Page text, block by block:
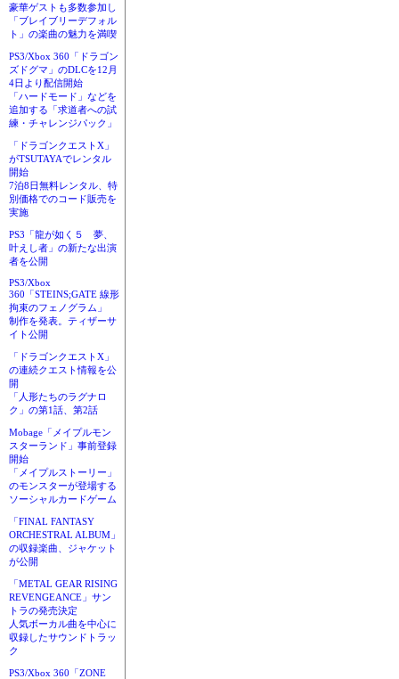
豪華ゲストも多数参加し
「ブレイブリーデフォル
ト」の楽曲の魅力を満喫
PS3/Xbox 360「ドラゴン
ズドグマ」のDLCを12月
4日より配信開始
「ハードモード」などを
追加する「求道者への試
練・チャレンジパック」
「ドラゴンクエストX」
がTSUTAYAでレンタル
開始
7泊8日無料レンタル、特
別価格でのコード販売を
実施
PS3「龍が如く５ 夢、
叶えし者」の新たな出演
者を公開
PS3/Xbox
360「STEINS;GATE 線形
拘束のフェノグラム」
制作を発表。ティザーサ
イト公開
「ドラゴンクエストX」
の連続クエスト情報を公
開
「人形たちのラグナロ
ク」の第1話、第2話
Mobage「メイプルモン
スターランド」事前登録
開始
「メイプルストーリー」
のモンスターが登場する
ソーシャルカードゲーム
「FINAL FANTASY
ORCHESTRAL ALBUM」
の収録楽曲、ジャケット
が公開
「METAL GEAR RISING
REVENGEANCE」サン
トラの発売決定
人気ボーカル曲を中心に
収録したサウンドトラッ
ク
PS3/Xbox 360「ZONE